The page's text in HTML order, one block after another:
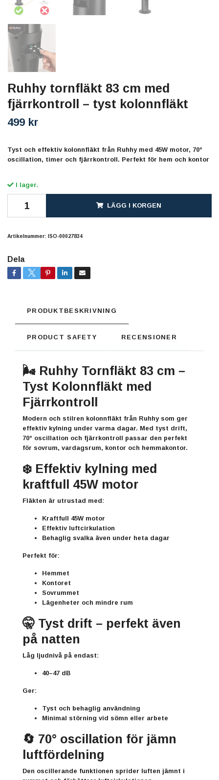
Ruhhy tornfläkt 83 cm med
fjärrkontroll – tyst kolonnfläkt
499 kr
Tyst och effektiv kolonnfläkt från Ruhhy med 45W motor, 70°
oscillation, timer och fjärrkontroll. Perfekt för hem och kontor
I lager.
LÄGG I KORGEN
Artikelnummer: ISO-00027834
Dela
PRODUKTBESKRIVNING
PRODUCT SAFETY RECENSIONER
🌬️ Ruhhy Tornfläkt 83 cm –
Tyst Kolonnfläkt med
Fjärrkontroll
Modern och stilren kolonnfläkt från Ruhhy som ger
effektiv kylning under varma dagar. Med tyst drift,
70° oscillation och fjärrkontroll passar den perfekt
för sovrum, vardagsrum, kontor och hemmakontor.
❄️ Effektiv kylning med
kraftfull 45W motor
Fläkten är utrustad med:
Kraftfull 45W motor
Effektiv luftcirkulation
Behaglig svalka även under heta dagar
Perfekt för:
Hemmet
Kontoret
Sovrummet
Lägenheter och mindre rum
🤫 Tyst drift – perfekt även
på natten
Låg ljudnivå på endast:
40–47 dB
Ger:
Tyst och behaglig användning
Minimal störning vid sömn eller arbete
🔄 70° oscillation för jämn
luftfördelning
Den oscillerande funktionen sprider luften jämnt i